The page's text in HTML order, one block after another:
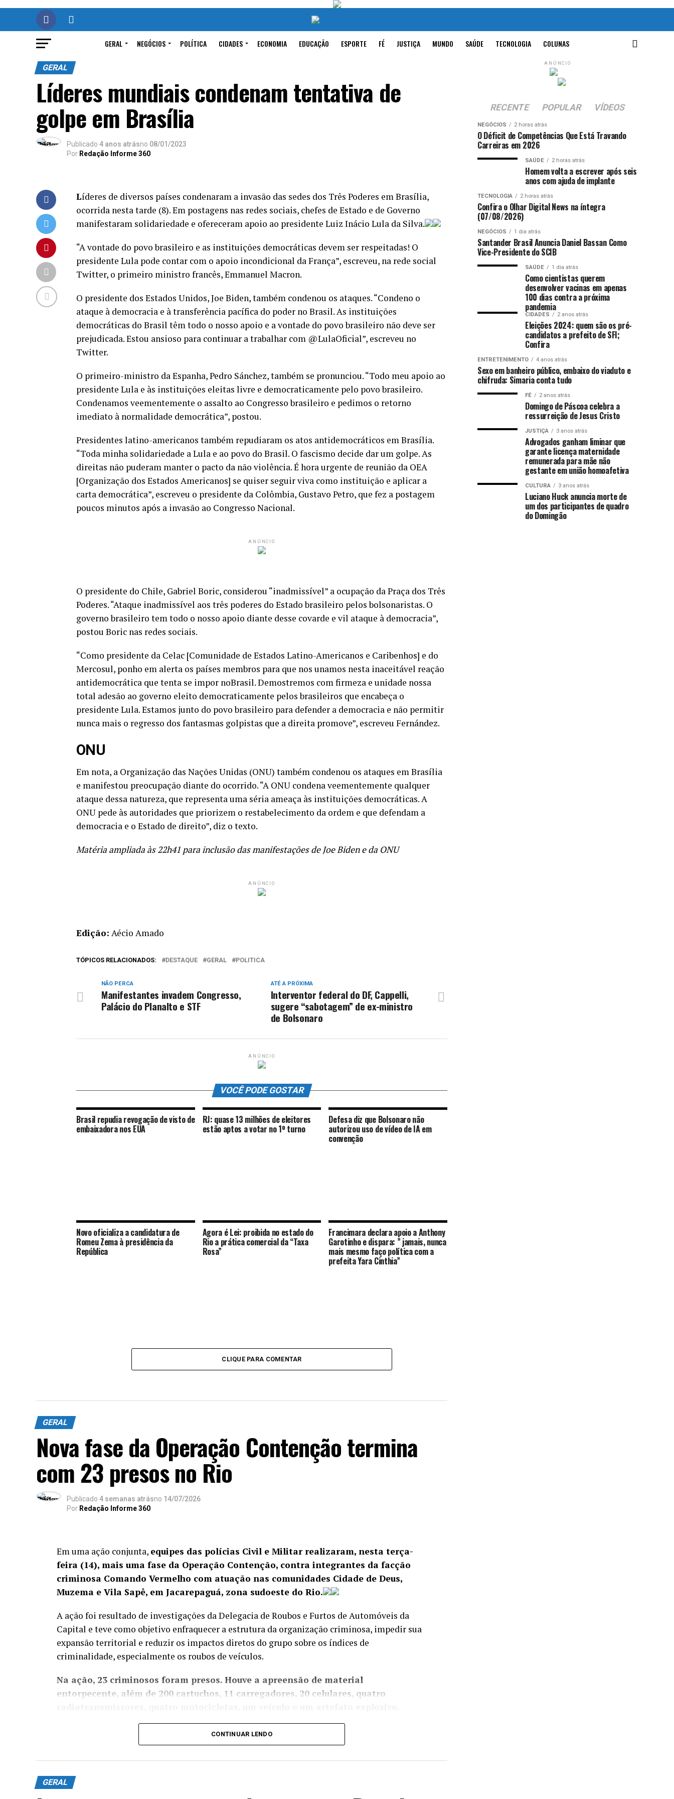
GERAL NEGÓCIOS POLÍTICA CIDADES ECONOMIA EDUCAÇÃO ESPORTE FÉ JUSTIÇA MUNDO SAÚDE TECNOLOGIA COLUNAS
GERAL
Líderes mundiais condenam tentativa de
golpe em Brasília
Publicado 4 anos atrásno 08/01/2023
Por Redação Informe 360
Líderes de diversos países condenaram a invasão das sedes dos Três Poderes em Brasília,
ocorrida nesta tarde (8). Em postagens nas redes sociais, chefes de Estado e de Governo
manifestaram solidariedade e ofereceram apoio ao presidente Luiz Inácio Lula da Silva.
“A vontade do povo brasileiro e as instituições democráticas devem ser respeitadas! O
presidente Lula pode contar com o apoio incondicional da França”, escreveu, na rede social
Twitter, o primeiro ministro francês, Emmanuel Macron.
O presidente dos Estados Unidos, Joe Biden, também condenou os ataques. “Condeno o
ataque à democracia e à transferência pacífica do poder no Brasil. As instituições
democráticas do Brasil têm todo o nosso apoio e a vontade do povo brasileiro não deve ser
prejudicada. Estou ansioso para continuar a trabalhar com @LulaOficial”, escreveu no
Twitter.
O primeiro-ministro da Espanha, Pedro Sánchez, também se pronunciou. “Todo meu apoio ao
presidente Lula e às instituições eleitas livre e democraticamente pelo povo brasileiro.
Condenamos veementemente o assalto ao Congresso brasileiro e pedimos o retorno
imediato à normalidade democrática”, postou.
Presidentes latino-americanos também repudiaram os atos antidemocráticos em Brasília.
“Toda minha solidariedade a Lula e ao povo do Brasil. O fascismo decide dar um golpe. As
direitas não puderam manter o pacto da não violência. É hora urgente de reunião da OEA
[Organização dos Estados Americanos] se quiser seguir viva como instituição e aplicar a
carta democrática”, escreveu o presidente da Colômbia, Gustavo Petro, que fez a postagem
poucos minutos após a invasão ao Congresso Nacional.
ANÚNCIO
O presidente do Chile, Gabriel Boric, considerou “inadmissível” a ocupação da Praça dos Três
Poderes. “Ataque inadmissível aos três poderes do Estado brasileiro pelos bolsonaristas. O
governo brasileiro tem todo o nosso apoio diante desse covarde e vil ataque à democracia”,
postou Boric nas redes sociais.
“Como presidente da Celac [Comunidade de Estados Latino-Americanos e Caribenhos] e do
Mercosul, ponho em alerta os países membros para que nos unamos nesta inaceitável reação
antidemocrática que tenta se impor noBrasil. Demostremos com firmeza e unidade nossa
total adesão ao governo eleito democraticamente pelos brasileiros que encabeça o
presidente Lula. Estamos junto do povo brasileiro para defender a democracia e não permitir
nunca mais o regresso dos fantasmas golpistas que a direita promove”, escreveu Fernández.
ONU
Em nota, a Organização das Nações Unidas (ONU) também condenou os ataques em Brasília
e manifestou preocupação diante do ocorrido. “A ONU condena veementemente qualquer
ataque dessa natureza, que representa uma séria ameaça às instituições democráticas. A
ONU pede às autoridades que priorizem o restabelecimento da ordem e que defendam a
democracia e o Estado de direito”, diz o texto.
Matéria ampliada às 22h41 para inclusão das manifestações de Joe Biden e da ONU
ANÚNCIO
Edição: Aécio Amado
TÓPICOS RELACIONADOS: DESTAQUE GERAL POLITICA
ATÉ A PRÓXIMA
Interventor federal do DF, Cappelli,
sugere “sabotagem” de ex-ministro
de Bolsonaro
NÃO PERCA
Manifestantes invadem Congresso,
Palácio do Planalto e STF
ANÚNCIO
VOCÊ PODE GOSTAR
Brasil repudia revogação de visto de
embaixadora nos EUA
RJ: quase 13 milhões de eleitores
estão aptos a votar no 1º turno
Defesa diz que Bolsonaro não
autorizou uso de vídeo de IA em
convenção
Novo oficializa a candidatura de
Romeu Zema à presidência da
República
Agora é Lei: proibida no estado do
Rio a prática comercial da “Taxa
Rosa”
Francimara declara apoio a Anthony
Garotinho e dispara: ” jamais, nunca
mais mesmo faço política com a
prefeita Yara Cinthia”
CLIQUE PARA COMENTAR
GERAL
Nova fase da Operação Contenção termina
com 23 presos no Rio
Publicado 4 semanas atrásno 14/07/2026
Por Redação Informe 360
Em uma ação conjunta, equipes das polícias Civil e Militar realizaram, nesta terça-
feira (14), mais uma fase da Operação Contenção, contra integrantes da facção
criminosa Comando Vermelho com atuação nas comunidades Cidade de Deus,
Muzema e Vila Sapê, em Jacarepaguá, zona sudoeste do Rio.
A ação foi resultado de investigações da Delegacia de Roubos e Furtos de Automóveis da
Capital e teve como objetivo enfraquecer a estrutura da organização criminosa, impedir sua
expansão territorial e reduzir os impactos diretos do grupo sobre os índices de
criminalidade, especialmente os roubos de veículos.
Na ação, 23 criminosos foram presos. Houve a apreensão de material
entorpecente, além de 200 cartuchos, 11 carregadores, 20 celulares, quatro
Os agentes também localizaram uma central de gatonet clandestina, e equipes da Delegacia
de Repressão aos Crimes Contra a Propriedade Imaterial (DRCPIM) fecharam uma loja de
multimarcas com dezenas de produtos falsificados.
Equipes do Batalhão de Polícia do Choque (BPChq) da Polícia Militar apreenderam
CONTINUAR LENDO
GERAL
ANÚNCIO
RECENTE POPULAR VÍDEOS
NEGÓCIOS 2 horas atrás
O Déficit de Competências Que Está Travando
Carreiras em 2026
SAÚDE 2 horas atrás
Homem volta a escrever após seis
anos com ajuda de implante
TECNOLOGIA 2 horas atrás
Confira o Olhar Digital News na íntegra
(07/08/2026)
NEGÓCIOS 1 dia atrás
Santander Brasil Anuncia Daniel Bassan Como
Vice-Presidente do SCIB
SAÚDE 1 dia atrás
Como cientistas querem
desenvolver vacinas em apenas
100 dias contra a próxima
pandemia
CIDADES 2 anos atrás
Eleições 2024: quem são os pré-
candidatos a prefeito de SFI;
Confira
ENTRETENIMENTO 4 anos atrás
Sexo em banheiro público, embaixo do viaduto e
chifruda: Simaria conta tudo
FÉ 2 anos atrás
Domingo de Páscoa celebra a
ressurreição de Jesus Cristo
JUSTIÇA 3 anos atrás
Advogados ganham liminar que
garante licença maternidade
remunerada para mãe não
gestante em união homoafetiva
CULTURA 3 anos atrás
Luciano Huck anuncia morte de
um dos participantes de quadro
do Domingão